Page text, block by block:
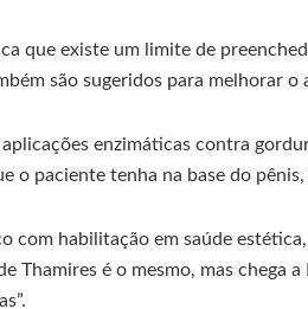
que existe um limite de
são sugeridos para melhorar o
aplicações enzimáticas contra
o paciente tenha na base do
com habilitação em saúde
Thamires é o mesmo, mas chega